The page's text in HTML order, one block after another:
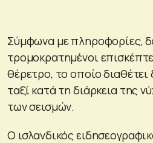
Σύμφωνα με πληροφορίες,
τρομοκρατημένοι
θέρετρο, το οποίο διαθέτει
ταξί κατά τη διάρκεια της
των σεισμών.
Ο ισλανδικός